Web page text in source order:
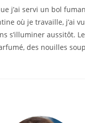
j’ai servi un bol
où je travaille, j’ai
s’illuminer aussitôt.
des nouilles